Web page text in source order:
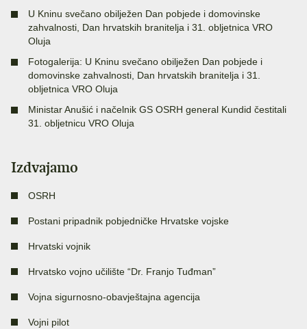
U Kninu svečano obilježen Dan pobjede i domovinske
zahvalnosti, Dan hrvatskih branitelja i 31. obljetnica VRO
Oluja
Fotogalerija: U Kninu svečano obilježen Dan pobjede i
domovinske zahvalnosti, Dan hrvatskih branitelja i 31.
obljetnica VRO Oluja
Ministar Anušić i načelnik GS OSRH general Kundid čestitali
31. obljetnicu VRO Oluja
Izdvajamo
OSRH
Postani pripadnik pobjedničke Hrvatske vojske
Hrvatski vojnik
Hrvatsko vojno učilište “Dr. Franjo Tuđman”
Vojna sigurnosno-obavještajna agencija
Vojni pilot